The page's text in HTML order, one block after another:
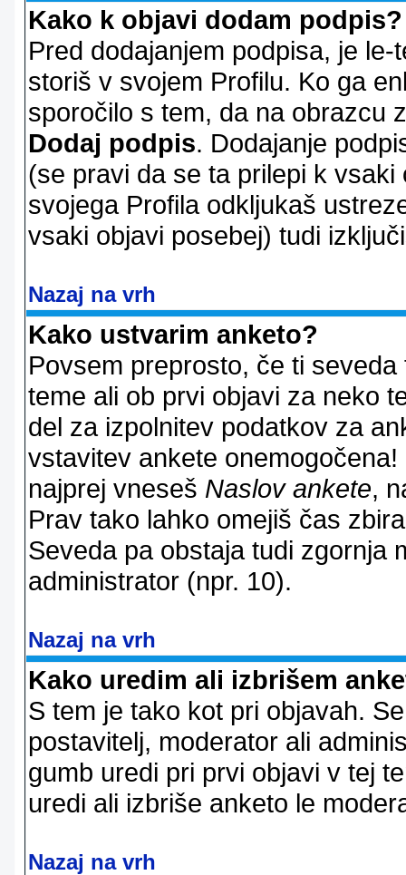
Kako k objavi dodam podpis?
Pred dodajanjem podpisa, je
storiš v svojem Profilu. Ko ga
sporočilo s tem, da na obrazcu
Dodaj podpis. Dodajanje
(se pravi da se ta prilepi k
svojega Profila odkljukaš
vsaki objavi posebej) tudi
Nazaj na vrh
Kako ustvarim anketo?
Povsem preprosto, če ti
teme ali ob prvi objavi za neko
del za izpolnitev podatkov za
vstavitev ankete
najprej vneseš Naslov ankete,
Prav tako lahko omejiš čas
Seveda pa obstaja tudi zgornja
administrator (npr. 10).
Nazaj na vrh
Kako uredim ali izbrišem
S tem je tako kot pri objavah.
postavitelj, moderator ali
gumb uredi pri prvi objavi v tej
uredi ali izbriše anketo le
Nazaj na vrh